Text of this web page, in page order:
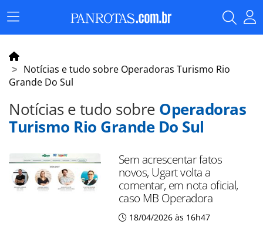
Menu
Principal
Notícias e tudo sobre Operadoras Turismo Rio
Grande Do Sul
Notícias e tudo sobre Operadoras
Turismo Rio Grande Do Sul
Sem acrescentar fatos
novos, Ugart volta a
comentar, em nota oficial,
caso MB Operadora
18/04/2026 às 16h47